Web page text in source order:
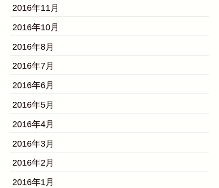
2016年11月
2016年10月
2016年8月
2016年7月
2016年6月
2016年5月
2016年4月
2016年3月
2016年2月
2016年1月